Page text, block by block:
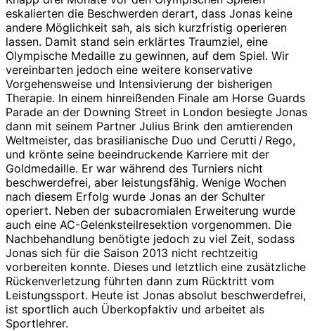
eskalierten die Beschwerden derart, dass Jonas keine
andere Möglichkeit sah, als sich kurzfristig operieren
lassen. Damit stand sein erklärtes Traumziel, eine
Olympische Medaille zu gewinnen, auf dem Spiel. Wir
vereinbarten jedoch eine weitere konservative
Vorgehensweise und Intensivierung der bisherigen
Therapie. In einem hinreißenden Finale am Horse Guards
Parade an der Downing Street in London besiegte Jonas
dann mit seinem Partner Julius Brink den amtierenden
Weltmeister, das brasilianische Duo und Cerutti / Rego,
und krönte seine beeindruckende Karriere mit der
Goldmedaille. Er war während des Turniers nicht
beschwerdefrei, aber leistungsfähig. Wenige Wochen
nach diesem Erfolg wurde Jonas an der Schulter
operiert. Neben der subacromialen Erweiterung wurde
auch eine AC-Gelenksteilresektion vorgenommen. Die
Nachbehandlung benötigte jedoch zu viel Zeit, sodass
Jonas sich für die Saison 2013 nicht rechtzeitig
vorbereiten konnte. Dieses und letztlich eine zusätzliche
Rückenverletzung führten dann zum Rücktritt vom
Leistungssport. Heute ist Jonas absolut beschwerdefrei,
ist sportlich auch Überkopfaktiv und arbeitet als
Sportlehrer.